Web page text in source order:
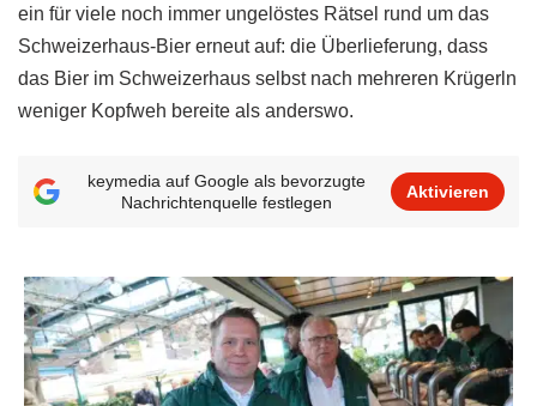
ein für viele noch immer ungelöstes Rätsel rund um das
Schweizerhaus-Bier erneut auf: die Überlieferung, dass
das Bier im Schweizerhaus selbst nach mehreren Krügerln
weniger Kopfweh bereite als anderswo.
keymedia auf Google als bevorzugte
Nachrichtenquelle festlegen
Aktivieren